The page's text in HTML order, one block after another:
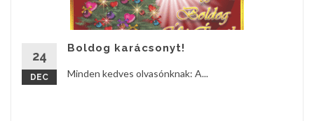
24
DEC
Boldog karácsonyt!
Minden kedves olvasónknak: A...